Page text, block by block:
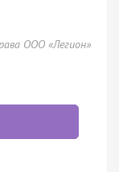
ООО «Легион»